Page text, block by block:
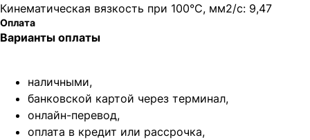
Кинематическая вязкость при 100°C, мм2/с: 9,47
Оплата
Варианты оплаты
наличными,
банковской картой через терминал,
онлайн-перевод,
оплата в кредит или рассрочка,